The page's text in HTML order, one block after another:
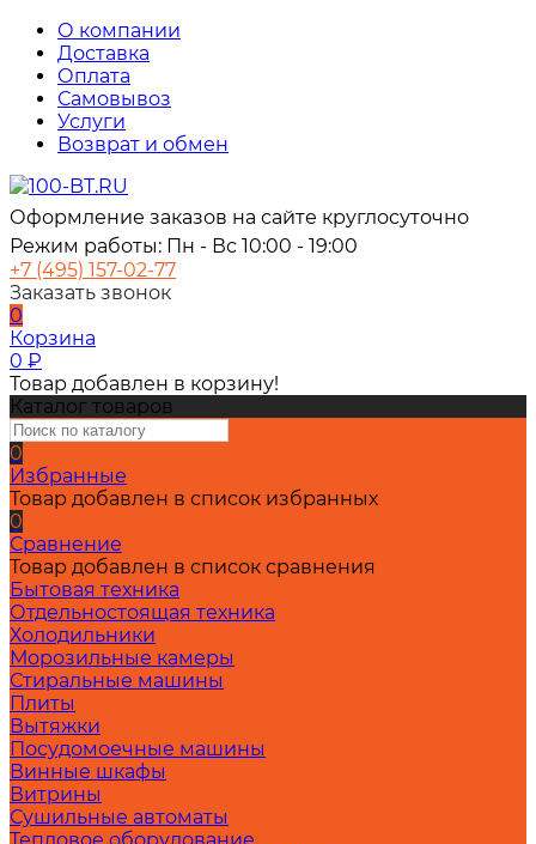
О компании
Доставка
Оплата
Самовывоз
Услуги
Возврат и обмен
Оформление заказов на сайте круглосуточно
Режим работы: Пн - Вс 10:00 - 19:00
+7 (495) 157-02-77
Заказать звонок
0
Корзина
0 ₽
Товар добавлен в корзину!
Каталог товаров
0
Избранные
Товар добавлен в список избранных
0
Сравнение
Товар добавлен в список сравнения
Бытовая техника
Отдельностоящая техника
Холодильники
Морозильные камеры
Стиральные машины
Плиты
Вытяжки
Посудомоечные машины
Винные шкафы
Витрины
Сушильные автоматы